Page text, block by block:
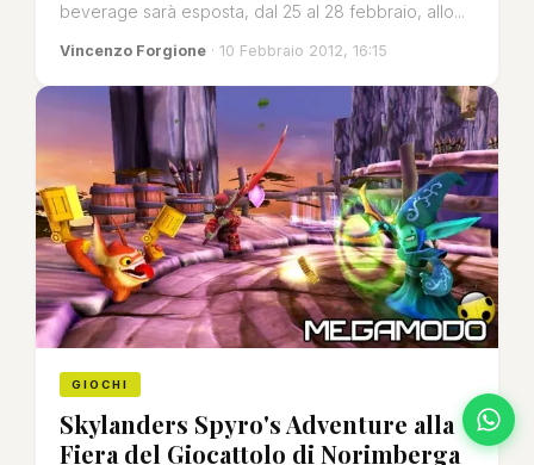
beverage sarà esposta, dal 25 al 28 febbraio, allo...
Vincenzo Forgione · 10 Febbraio 2012, 16:15
GIOCHI
Skylanders Spyro's Adventure alla
Fiera del Giocattolo di Norimberga